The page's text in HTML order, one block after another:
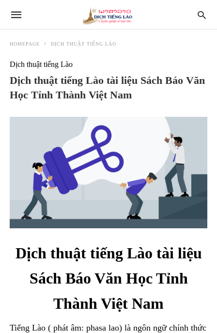
HOMEPAGE DỊCH THUẬT TIẾNG LÀO
Dịch thuật tiếng Lào
Dịch thuật tiếng Lào tài liệu Sách Báo Văn
Học Tỉnh Thành Việt Nam
Dịch thuật tiếng Lào tài liệu
Sách Báo Văn Học Tỉnh
Thành Việt Nam
Tiếng Lào ( phát âm: phasa lao) là ngôn ngữ chính thức